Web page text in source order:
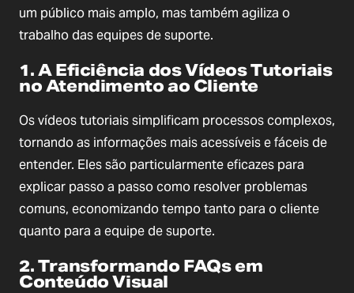
um público mais amplo, mas também agiliza o
trabalho das equipes de suporte.
1. A Eficiência dos Vídeos Tutoriais
no Atendimento ao Cliente
Os vídeos tutoriais simplificam processos complexos,
tornando as informações mais acessíveis e fáceis de
entender. Eles são particularmente eficazes para
explicar passo a passo como resolver problemas
comuns, economizando tempo tanto para o cliente
quanto para a equipe de suporte.
2. Transformando FAQs em
Conteúdo Visual